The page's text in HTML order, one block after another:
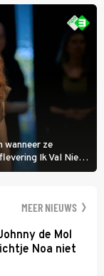
wanneer ze
Ik Val Niet,
geven, zelfs als ze
MEER NIEUWS
de Mol
Noa niet